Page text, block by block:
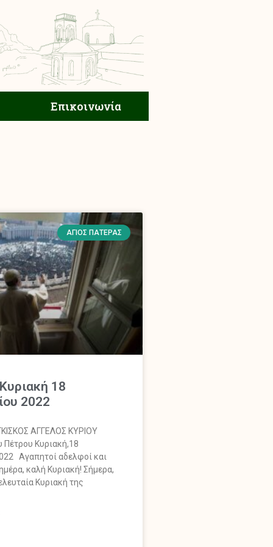
Επικοινωνία
Ζωή Επικοινωνία
ΆΓΙΟΣ ΠΑΤΈΡΑΣ
18
2022
ΑΓΓΕΛΟΣ ΚΥΡΙΟΥ
Πέτρου Κυριακή,18
Αγαπητοί αδελφοί και
καλή Κυριακή! Σήμερα,
Κυριακή της